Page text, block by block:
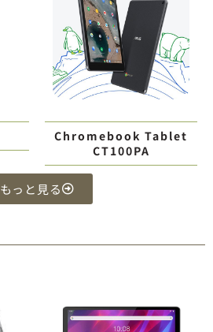
Chromebook Tablet
CT100PA
もっと見る